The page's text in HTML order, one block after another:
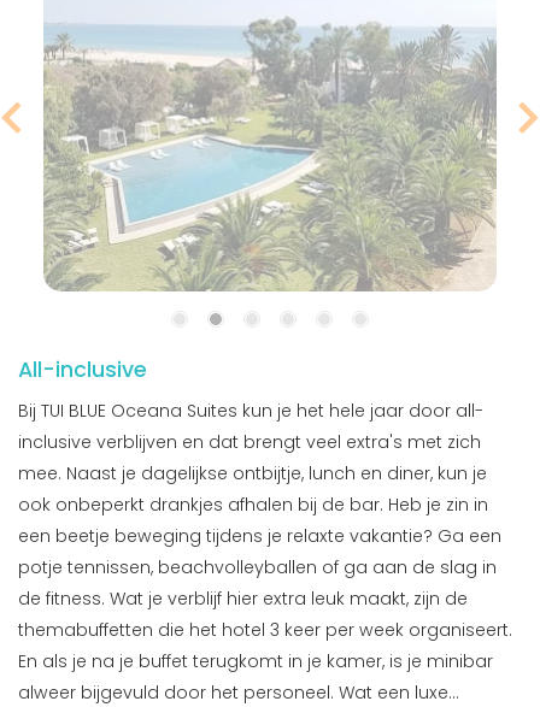
All-inclusive
Bij TUI BLUE Oceana Suites kun je het hele jaar door all-
inclusive verblijven en dat brengt veel extra's met zich
mee. Naast je dagelijkse ontbijtje, lunch en diner, kun je
ook onbeperkt drankjes afhalen bij de bar. Heb je zin in
een beetje beweging tijdens je relaxte vakantie? Ga een
potje tennissen, beachvolleyballen of ga aan de slag in
de fitness. Wat je verblijf hier extra leuk maakt, zijn de
themabuffetten die het hotel 3 keer per week organiseert.
En als je na je buffet terugkomt in je kamer, is je minibar
alweer bijgevuld door het personeel. Wat een luxe...